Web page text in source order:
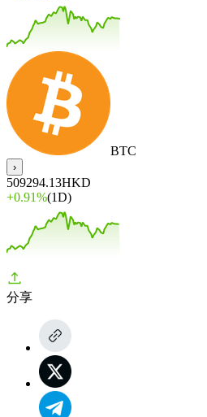
BTC
›
509294.13HKD
+0.91%(1D)
分享